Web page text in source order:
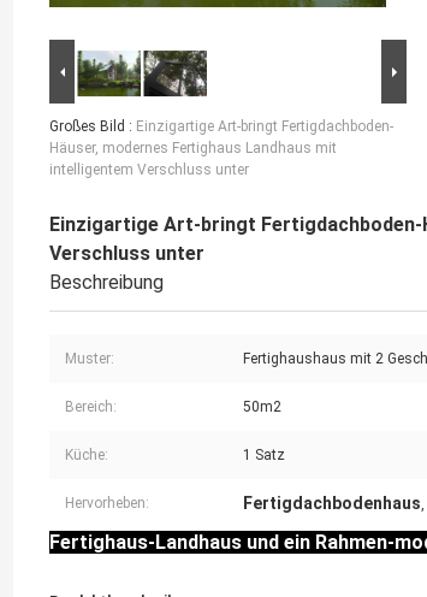
Großes Bild : Einzigartige Art-bringt Fertigdachboden-
Häuser, modernes Fertighaus Landhaus mit
intelligentem Verschluss unter
Einzigartige Art-bringt
Verschluss unter
Beschreibung
Muster: Fertighaushaus mit 2
Bereich: 50m2
Küche: 1 Satz
Hervorheben: Fertigdachbodenhaus,
Fertighaus-Landhaus und ein Rahmen-